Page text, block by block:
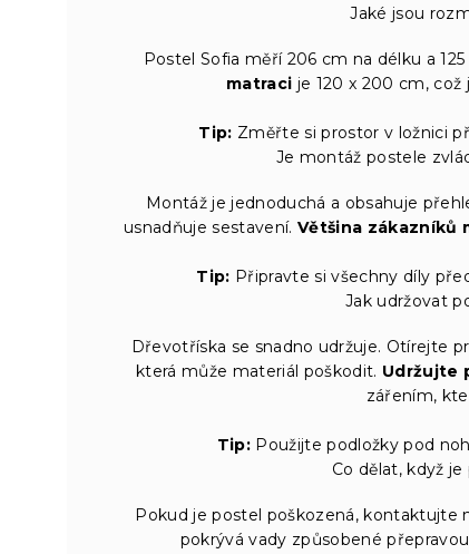
Jaké jsou
Postel Sofia měří 206 cm na délku a
matraci je 120 x 200 cm,
Tip: Změřte si prostor v ložnici
Je montáž postele
Montáž je jednoduchá a obsahuje
usnadňuje sestavení. Většina zákazníků
Tip: Připravte si všechny díly
Jak udržovat
Dřevotříska se snadno udržuje. Otírejte
která může materiál poškodit. Udržujte
zářením,
Tip:Použijte podložky pod
Co dělat, když
Pokud je postel poškozená, kontaktujte
pokrývá vady způsobené